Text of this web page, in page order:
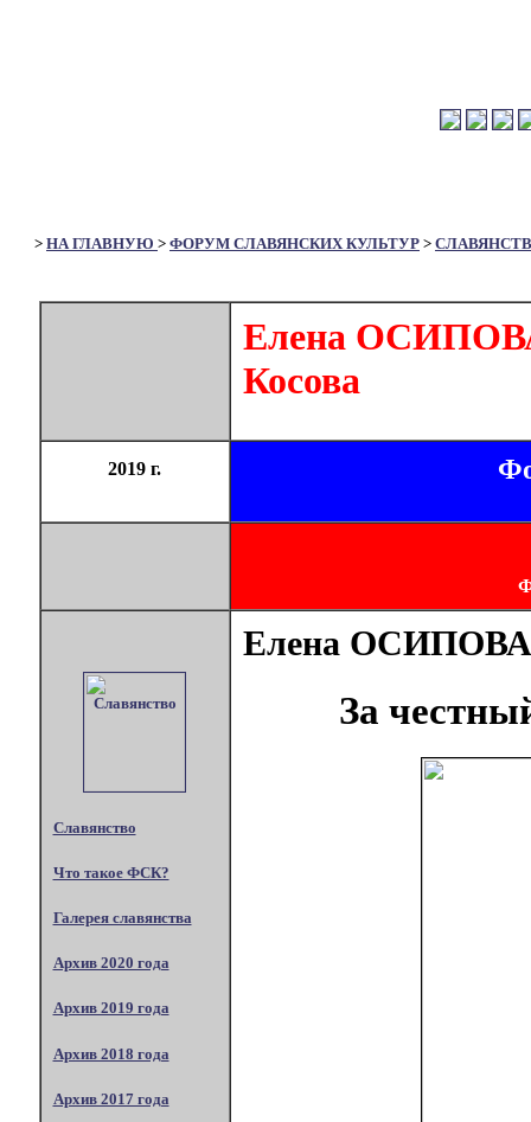
> НА ГЛАВНУЮ > ФОРУМ СЛАВЯНСКИХ КУЛЬТУР >
Елена
Косова
2019 г.
Славянство
Что такое ФСК?
Галерея славянства
Архив 2020 года
Архив 2019 года
Архив 2018 года
Архив 2017 года
Елена ОСИПОВА
За